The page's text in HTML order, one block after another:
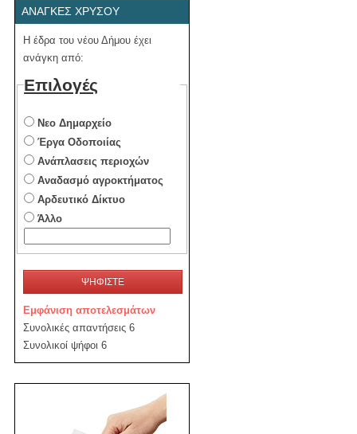
ΑΝΆΓΚΕΣ ΧΡΥΣΟΎ
Η έδρα του νέου Δήμου έχει
ανάγκη από:
Επιλογές
Νεο Δημαρχείο
Έργα Οδοποιίας
Ανάπλασεις περιοχών
Αναδασμό αγροκτήματος
Αρδευτικό Δίκτυο
Άλλο
ΨΗΦΙΣΤΕ
Εμφάνιση αποτελεσμάτων
Συνολικές απαντήσεις 6
Συνολικοί ψήφοι 6